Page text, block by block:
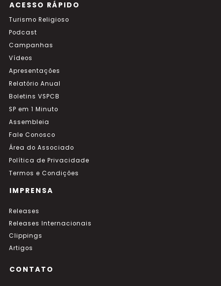
ACESSO RÁPIDO
Turismo Religioso
Podcast
Campanhas
Vídeos
Apresentações
Relatório Anual
Boletins VSPCB
SP em 1 Minuto
Assembleia
Fale Conosco
Área do Associado
Política de Privacidade
Termos e Condições
IMPRENSA
Releases
Releases Internacionais
Clippings
Artigos
CONTATO